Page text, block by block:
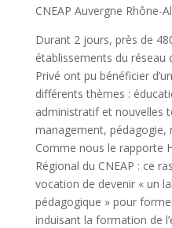
CNEAP Auvergne Rhône-
Durant 2 jours, près de
établissements du réseau
Privé ont pu bénéficier
différents thèmes :
administratif et nouvelles
management, pédagogie,
Comme nous le rapporte
Régional du CNEAP : ce
vocation de devenir « un
pédagogique » pour
induisant la formation de